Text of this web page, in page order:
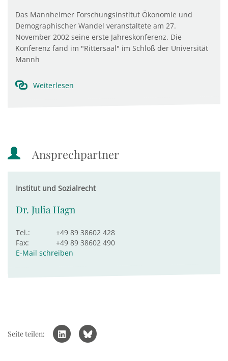
Das Mannheimer Forschungsinstitut Ökonomie und
Demographischer Wandel veranstaltete am 27.
November 2002 seine erste Jahreskonferenz. Die
Konferenz fand im "Rittersaal" im Schloß der Universität
Mannh
Weiterlesen
Ansprechpartner
Institut und Sozialrecht
Dr. Julia Hagn
Tel.:
+49 89 38602 428
Fax:
+49 89 38602 490
E-Mail schreiben
Seite teilen: